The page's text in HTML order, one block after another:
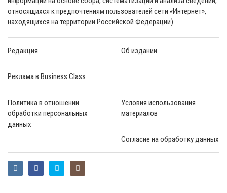
относящихся к предпочтениям пользователей сети «Интернет»,
находящихся на территории Российской Федерации).
Редакция Об издании
Реклама в Business Class
Политика в отношении
обработки персональных
данных
Условия использования
материалов
Согласие на обработку данных